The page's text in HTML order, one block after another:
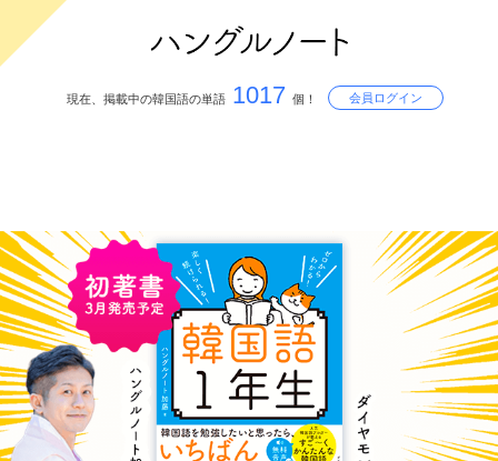
現在、掲載中の韓国語の単語 1017 個！ 会員ログイン